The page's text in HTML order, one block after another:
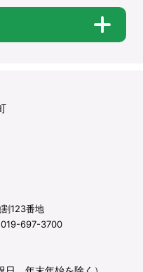
123番地
697-3700